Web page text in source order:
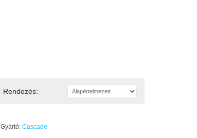
Rendezés:
Gyártó: Cascade